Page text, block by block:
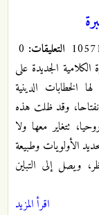
التعليقات:
الجديدة على
لها الخطابات الدينية
وقد ظلت هذه
تتغاير معها ولا
الأولويات وطبيعة
ويصل إلى التباين
اقرأ المزيد